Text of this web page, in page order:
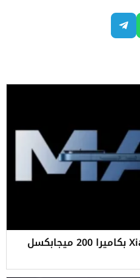
إطلاق هاتف Xiaomi 17 Max بكاميرا 200 ميجابكسل